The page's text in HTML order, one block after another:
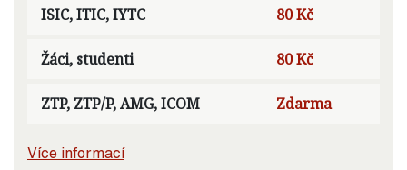
ISIC, ITIC, IYTC 80 Kč
Žáci, studenti 80 Kč
ZTP, ZTP/P, AMG, ICOM Zdarma
Více informací